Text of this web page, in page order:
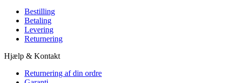
Bestilling
Betaling
Levering
Returnering
Hjælp & Kontakt
Returnering af din ordre